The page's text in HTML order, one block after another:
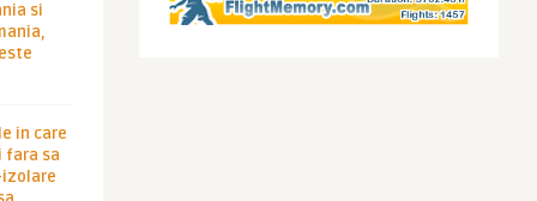
si
in care
fara sa